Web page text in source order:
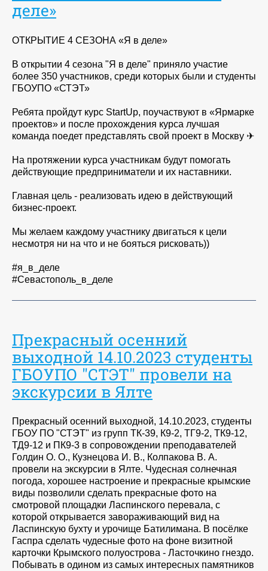
деле»
ОТКРЫТИЕ 4 СЕЗОНА «Я в деле»
В открытии 4 сезона "Я в деле" приняло участие
более 350 участников, среди которых были и студенты
ГБОУПО «СТЭТ»
Ребята пройдут курс StartUp, поучаствуют в «Ярмарке
проектов» и после прохождения курса лучшая
команда поедет представлять свой проект в Москву ✈
На протяжении курса участникам будут помогать
действующие предприниматели и их наставники.
Главная цель - реализовать идею в действующий
бизнес-проект.
Мы желаем каждому участнику двигаться к цели
несмотря ни на что и не бояться рисковать))
#я_в_деле
#Севастополь_в_деле
Прекрасный осенний
выходной 14.10.2023 студенты
ГБОУПО "СТЭТ" провели на
экскурсии в Ялте
Прекрасный осенний выходной, 14.10.2023, студенты
ГБОУ ПО "СТЭТ" из групп ТК-39, К9-2, ТГ9-2, ТК9-12,
ТД9-12 и ПК9-3 в сопровождении преподавателей
Голдин О. О., Кузнецова И. В., Колпакова В. А.
провели на экскурсии в Ялте. Чудесная солнечная
погода, хорошее настроение и прекрасные крымские
виды позволили сделать прекрасные фото на
смотровой площадки Ласпинского перевала, с
которой открывается завораживающий вид на
Ласпинскую бухту и урочище Батилимана. В посёлке
Гаспра сделать чудесные фото на фоне визитной
карточки Крымского полуострова - Ласточкино гнездо.
Побывать в одином из самых интересных памятников